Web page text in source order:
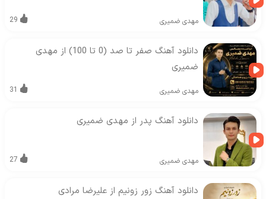
مهدی ضمیری 29
دانلود آهنگ صفر تا صد (0 تا 100) از مهدی
ضمیری
مهدی ضمیری 31
دانلود آهنگ پدر از مهدی ضمیری
مهدی ضمیری 27
دانلود آهنگ زور زونیم از علیرضا مرادی